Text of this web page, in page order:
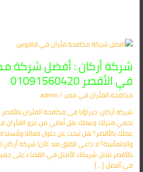
شركة أركان : أفضل شركة
في الأقصر 01091560420
مكافحة الفئران​ في مصر/
admin
نحمي منزلك وعملك هل تُعاني من غزو الفئران
عملك بالأقصر؟ هل تبحث عن حلول فعالة
والطمأنينة؟ لا داعي للقلق بعد الآن! شركة
بالأقصر تمثل شريكك الأمثل في القضاء على
في أفضل […]
شركة
:
أفضل
شركة
مكافحة
الفئران
في
الأقصر
01091560420